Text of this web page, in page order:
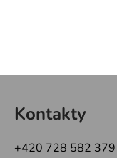
Kontakty
+420 728 582 379